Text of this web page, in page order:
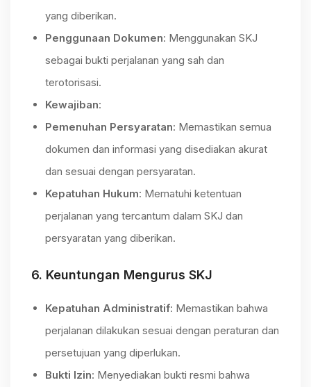
yang diberikan.
Penggunaan Dokumen: Menggunakan SKJ
sebagai bukti perjalanan yang sah dan
terotorisasi.
Kewajiban:
Pemenuhan Persyaratan: Memastikan semua
dokumen dan informasi yang disediakan akurat
dan sesuai dengan persyaratan.
Kepatuhan Hukum: Mematuhi ketentuan
perjalanan yang tercantum dalam SKJ dan
persyaratan yang diberikan.
6. Keuntungan Mengurus SKJ
Kepatuhan Administratif: Memastikan bahwa
perjalanan dilakukan sesuai dengan peraturan dan
persetujuan yang diperlukan.
Bukti Izin: Menyediakan bukti resmi bahwa